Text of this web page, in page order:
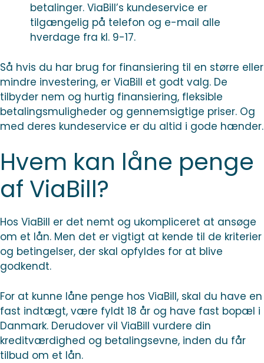
betalinger. ViaBill’s kundeservice er
tilgængelig på telefon og e-mail alle
hverdage fra kl. 9-17.
Så hvis du har brug for finansiering til en større eller
mindre investering, er ViaBill et godt valg. De
tilbyder nem og hurtig finansiering, fleksible
betalingsmuligheder og gennemsigtige priser. Og
med deres kundeservice er du altid i gode hænder.
Hvem kan låne penge
af ViaBill?
Hos ViaBill er det nemt og ukompliceret at ansøge
om et lån. Men det er vigtigt at kende til de kriterier
og betingelser, der skal opfyldes for at blive
godkendt.
For at kunne låne penge hos ViaBill, skal du have en
fast indtægt, være fyldt 18 år og have fast bopæl i
Danmark. Derudover vil ViaBill vurdere din
kreditværdighed og betalingsevne, inden du får
tilbud om et lån.